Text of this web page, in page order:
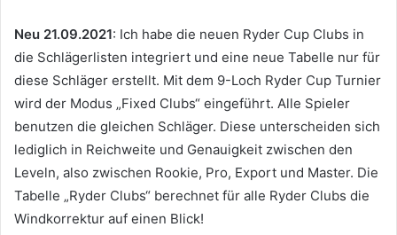
Neu 21.09.2021: Ich habe die neuen Ryder Cup Clubs in
die Schlägerlisten integriert und eine neue Tabelle nur für
diese Schläger erstellt. Mit dem 9-Loch Ryder Cup Turnier
wird der Modus „Fixed Clubs“ eingeführt. Alle Spieler
benutzen die gleichen Schläger. Diese unterscheiden sich
lediglich in Reichweite und Genauigkeit zwischen den
Leveln, also zwischen Rookie, Pro, Export und Master. Die
Tabelle „Ryder Clubs“ berechnet für alle Ryder Clubs die
Windkorrektur auf einen Blick!